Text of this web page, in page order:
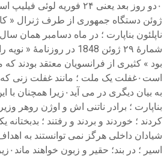
ژوئن دستگاه جمهوری از طرف ژنرال «
بود » کثیری از فرانسویان معتقد بودند
کردند ؛ خوردند و بردند و رفتند ؛
شیادان داخلی هرگز نمی توانستند به